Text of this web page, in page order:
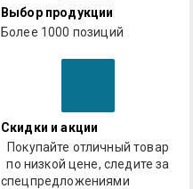
Выбор продукции
Более 1000 позиций
Скидки и акции
Покупайте отличный товар
по низкой цене, следите за
спецпредложениями